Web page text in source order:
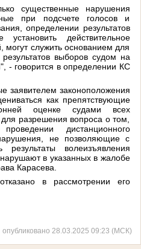
существенные нарушения
при подсчете голосов и
определении результатов
действительное
могут служить основанием для
выборов судом на
- говорится в определении КС
заявителем законоположения
как препятствующие
оценке судами всех
разрешения вопроса о том,
дистанционного
не позволяющие с
результаты волеизъявления
в указанных в жалобе
Карасева.
в рассмотрении его
опубликовано 28.03.2025 09:23 (МСК)